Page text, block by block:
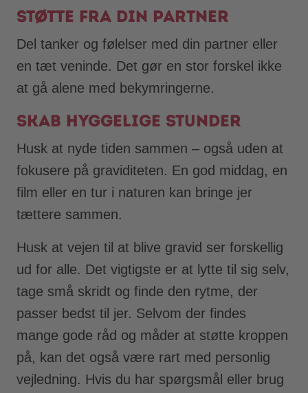
Støtte fra din partner
Del tanker og følelser med din partner eller
en tæt veninde. Det gør en stor forskel ikke
at gå alene med bekymringerne.
Skab hyggelige stunder
Husk at nyde tiden sammen – også uden at
fokusere på graviditeten. En god middag, en
film eller en tur i naturen kan bringe jer
tættere sammen.
Husk at vejen til at blive gravid ser forskellig
ud for alle. Det vigtigste er at lytte til sig selv,
tage små skridt og finde den rytme, der
passer bedst til jer. Selvom der findes
mange gode råd og måder at støtte kroppen
på, kan det også være rart med personlig
vejledning. Hvis du har spørgsmål eller brug